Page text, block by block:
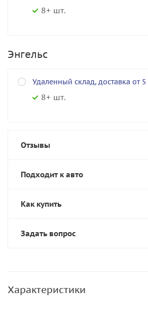
8+ шт.
Энгельс
Удаленный склад, доставка от
8+ шт.
Отзывы
Подходит к авто
Как купить
Задать вопрос
Характеристики